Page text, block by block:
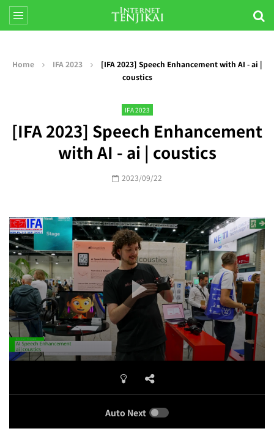
Home IFA 2023
[IFA 2023] Speech Enhancement with AI - ai |
coustics
IFA 2023
[IFA 2023] Speech Enhancement
with AI - ai | coustics
2023/09/22
Auto Next